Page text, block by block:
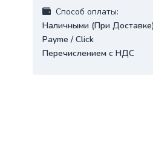
Cпособ оплаты:
Наличными (При Доставке)
Payme / Click
Перечислением с НДС